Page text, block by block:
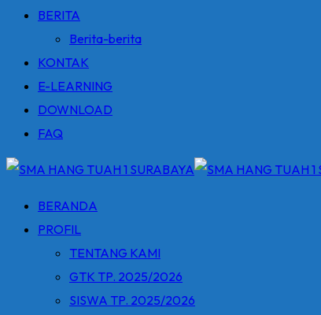
BERITA
Berita-berita
KONTAK
E-LEARNING
DOWNLOAD
FAQ
BERANDA
PROFIL
TENTANG KAMI
GTK TP. 2025/2026
SISWA TP. 2025/2026